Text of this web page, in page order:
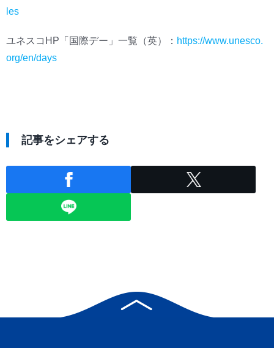
les
ユネスコHP「国際デー」一覧（英）： https://www.unesco.
org/en/days
記事をシェアする